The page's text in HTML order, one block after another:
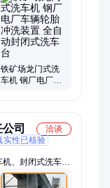
铁矿场龙门式洗
车机 钢厂电厂车
司
洽谈
实性已核验
机、封闭式洗车
洗车设备